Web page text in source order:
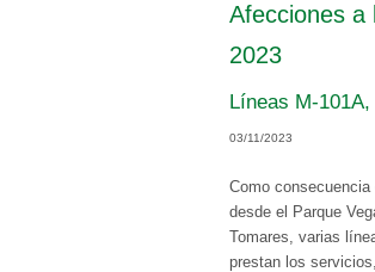
Afecciones a
2023
Líneas M-
03/11/2023
Como
desde el Parque
Tomares, varias
prestan los